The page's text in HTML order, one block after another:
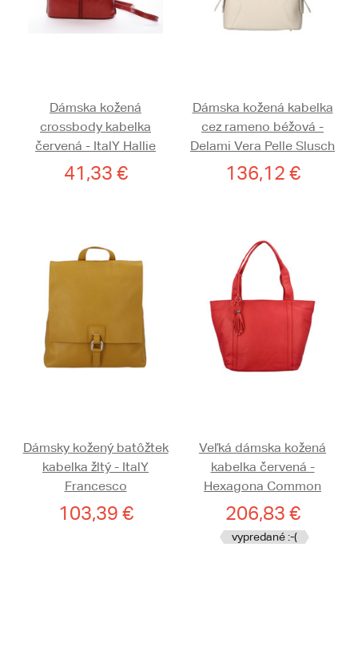
Dámska kožená
crossbody kabelka
červená - ItalY Hallie
41,33 €
Dámska kožená kabelka
cez rameno béžová -
Delami Vera Pelle Slusch
136,12 €
Dámsky kožený batôžtek
kabelka žltý - ItalY
Francesco
103,39 €
Veľká dámska kožená
kabelka červená -
Hexagona Common
206,83 €
vypredané :-(